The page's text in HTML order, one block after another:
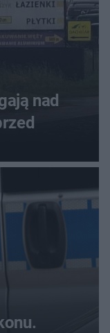
nad